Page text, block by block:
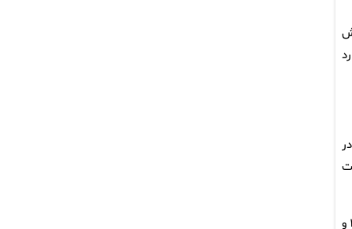
محیط زیست)، ۱۳۵۶ (نمایش
۲. چنانچه‌ در رابطه با بند توان‌خواهی (معلولیت) اختلافی مشاهده می‌شود، ضروری است در روز چهارشنبه ۲۴ تیرماه ۱۴۰۵ از ساعت ۸:۳۰ تا ۱۲:۰۰ و